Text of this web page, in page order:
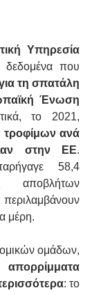
Υπηρεσία
δεδομένα που
τη σπατάλη
Ένωση
τροφίμων ανά
στην ΕΕ.
58,4
αποβλήτων
μέρη.
ομάδων,
: το